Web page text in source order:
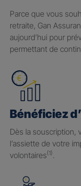
Parce que vous
retraite, Gan
aujourd’hui pour
permettant de
Bénéficiez
Dès la souscription,
l’assiette de votre
volontaires(1).